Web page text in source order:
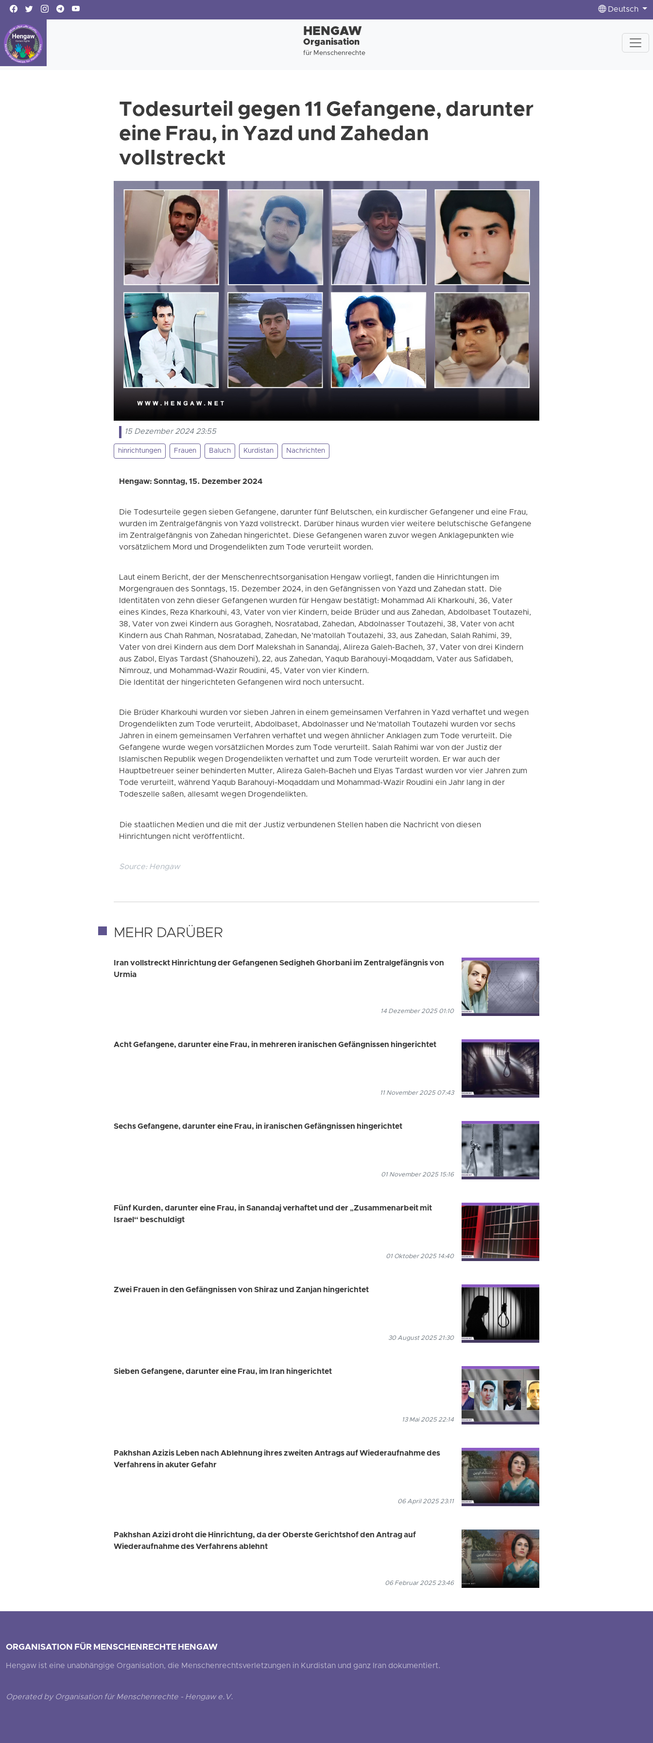
Deutsch
HENGAW
Organisation
für Menschenrechte
Todesurteil gegen 11 Gefangene, darunter
eine Frau, in Yazd und Zahedan
vollstreckt
15 Dezember 2024 23:55
hinrichtungen Frauen Baluch Kurdistan Nachrichten
Hengaw: Sonntag, 15. Dezember 2024
Die Todesurteile gegen sieben Gefangene, darunter fünf Belutschen, ein kurdischer Gefangener und eine Frau,
wurden im Zentralgefängnis von Yazd vollstreckt. Darüber hinaus wurden vier weitere belutschische Gefangene
im Zentralgefängnis von Zahedan hingerichtet. Diese Gefangenen waren zuvor wegen Anklagepunkten wie
vorsätzlichem Mord und Drogendelikten zum Tode verurteilt worden.
Laut einem Bericht, der der Menschenrechtsorganisation Hengaw vorliegt, fanden die Hinrichtungen im
Morgengrauen des Sonntags, 15. Dezember 2024, in den Gefängnissen von Yazd und Zahedan statt. Die
Identitäten von zehn dieser Gefangenen wurden für Hengaw bestätigt: Mohammad Ali Kharkouhi, 36, Vater
eines Kindes, Reza Kharkouhi, 43, Vater von vier Kindern, beide Brüder und aus Zahedan, Abdolbaset Toutazehi,
38, Vater von zwei Kindern aus Goragheh, Nosratabad, Zahedan, Abdolnasser Toutazehi, 38, Vater von acht
Kindern aus Chah Rahman, Nosratabad, Zahedan, Ne’matollah Toutazehi, 33, aus Zahedan, Salah Rahimi, 39,
Vater von drei Kindern aus dem Dorf Malekshah in Sanandaj, Alireza Galeh-Bacheh, 37, Vater von drei Kindern
aus Zabol, Elyas Tardast (Shahouzehi), 22, aus Zahedan, Yaqub Barahouyi-Moqaddam, Vater aus Safidabeh,
Nimrouz, und Mohammad-Wazir Roudini, 45, Vater von vier Kindern.
Die Identität der hingerichteten Gefangenen wird noch untersucht.
Die Brüder Kharkouhi wurden vor sieben Jahren in einem gemeinsamen Verfahren in Yazd verhaftet und wegen
Drogendelikten zum Tode verurteilt, Abdolbaset, Abdolnasser und Ne’matollah Toutazehi wurden vor sechs
Jahren in einem gemeinsamen Verfahren verhaftet und wegen ähnlicher Anklagen zum Tode verurteilt. Die
Gefangene wurde wegen vorsätzlichen Mordes zum Tode verurteilt. Salah Rahimi war von der Justiz der
Islamischen Republik wegen Drogendelikten verhaftet und zum Tode verurteilt worden. Er war auch der
Hauptbetreuer seiner behinderten Mutter, Alireza Galeh-Bacheh und Elyas Tardast wurden vor vier Jahren zum
Tode verurteilt, während Yaqub Barahouyi-Moqaddam und Mohammad-Wazir Roudini ein Jahr lang in der
Todeszelle saßen, allesamt wegen Drogendelikten.
Die staatlichen Medien und die mit der Justiz verbundenen Stellen haben die Nachricht von diesen
Hinrichtungen nicht veröffentlicht.
Source: Hengaw
MEHR DARÜBER
Iran vollstreckt Hinrichtung der Gefangenen Sedigheh Ghorbani im Zentralgefängnis von
Urmia
14 Dezember 2025 01:10
Acht Gefangene, darunter eine Frau, in mehreren iranischen Gefängnissen hingerichtet
11 November 2025 07:43
Sechs Gefangene, darunter eine Frau, in iranischen Gefängnissen hingerichtet
01 November 2025 15:16
Fünf Kurden, darunter eine Frau, in Sanandaj verhaftet und der „Zusammenarbeit mit
Israel“ beschuldigt
01 Oktober 2025 14:40
Zwei Frauen in den Gefängnissen von Shiraz und Zanjan hingerichtet
30 August 2025 21:30
Sieben Gefangene, darunter eine Frau, im Iran hingerichtet
13 Mai 2025 22:14
Pakhshan Azizis Leben nach Ablehnung ihres zweiten Antrags auf Wiederaufnahme des
Verfahrens in akuter Gefahr
06 April 2025 23:11
Pakhshan Azizi droht die Hinrichtung, da der Oberste Gerichtshof den Antrag auf
Wiederaufnahme des Verfahrens ablehnt
06 Februar 2025 23:46
ORGANISATION FÜR MENSCHENRECHTE HENGAW
Hengaw ist eine unabhängige Organisation, die Menschenrechtsverletzungen in Kurdistan und ganz Iran dokumentiert.
Operated by Organisation für Menschenrechte - Hengaw e.V.